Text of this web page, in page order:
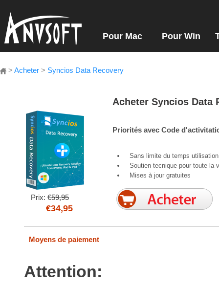
Pour Mac Pour Win
> Acheter > Syncios Data Recovery
Prix: €59,95
€34,95
Acheter Syncios Data
Priorités avec Code
Sans limite du temps utilisation
Soutien tecnique pour toute la
Mises à jour gratuites
Moyens de paiement
Attention: